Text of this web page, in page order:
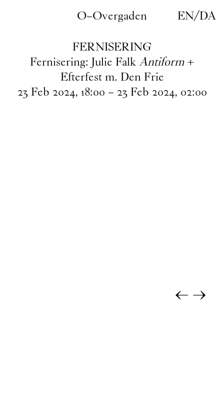
O–Overgaden EN/DA
FERNISERING
Fernisering: Julie FalkAntiform+
Efterfest m. Den Frie
23 Feb 2024, 18:00 – 23 Feb 2024, 02:00
←→